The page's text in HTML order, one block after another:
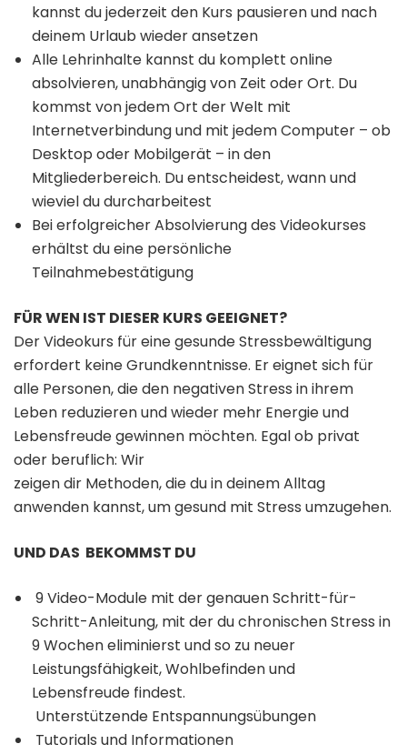
kannst du jederzeit den Kurs pausieren und nach
deinem Urlaub wieder ansetzen
Alle Lehrinhalte kannst du komplett online
absolvieren, unabhängig von Zeit oder Ort. Du
kommst von jedem Ort der Welt mit
Internetverbindung und mit jedem Computer – ob
Desktop oder Mobilgerät – in den
Mitgliederbereich. Du entscheidest, wann und
wieviel du durcharbeitest
Bei erfolgreicher Absolvierung des Videokurses
erhältst du eine persönliche
Teilnahmebestätigung
FÜR WEN IST DIESER KURS GEEIGNET?
Der Videokurs für eine gesunde Stressbewältigung
erfordert keine Grundkenntnisse. Er eignet sich für
alle Personen, die den negativen Stress in ihrem
Leben reduzieren und wieder mehr Energie und
Lebensfreude gewinnen möchten. Egal ob privat
oder beruflich: Wir
zeigen dir Methoden, die du in deinem Alltag
anwenden kannst, um gesund mit Stress umzugehen.
UND DAS BEKOMMST DU
9 Video-Module mit der genauen Schritt-für-
Schritt-Anleitung, mit der du chronischen Stress in
9 Wochen eliminierst und so zu neuer
Leistungsfähigkeit, Wohlbefinden und
Lebensfreude findest.
Unterstützende Entspannungsübungen
Tutorials und Informationen